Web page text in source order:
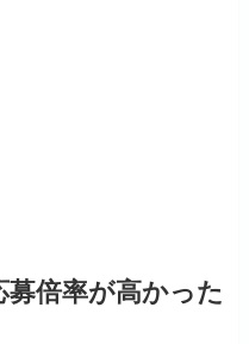
募倍率が高かった